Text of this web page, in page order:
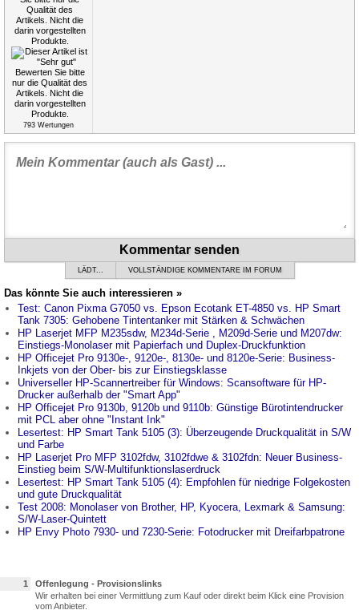
793 Wertungen
Kommentar senden
LÄDT... VOLLSTÄNDIGE KOMMENTARE IM FORUM
Das könnte Sie auch interessieren »
Test: Canon Pixma G7050 vs. Epson Ecotank ET-4850 vs. HP Smart
Tank 7305: Gehobene Tintentanker mit Stärken & Schwächen
HP Laserjet MFP M235sdw, M234d-Serie , M209d-Serie und M207dw:
Einstiegs-Monolaser mit Papierfach und Duplex-Druckfunktion
HP Officejet Pro 9130e-, 9120e-, 8130e- und 8120e-Serie: Business-
Inkjets von der Ober- bis zur Einstiegsklasse
Universeller HP-Scannertreiber für Windows: Scansoftware für HP-
Drucker außerhalb der "Smart App"
HP Officejet Pro 9130b, 9120b und 9110b: Günstige Bürotintendrucker
mit PCL aber ohne "Instant Ink"
Lesertest: HP Smart Tank 5105 (3): Überzeugende Druckqualität in S/W
und Farbe
HP Laserjet Pro MFP 3102fdw, 3102fdwe & 3102fdn: Neuer Business-
Einstieg beim S/W-Multifunktionslaserdruck
Lesertest: HP Smart Tank 5105 (4): Empfohlen für niedrige Folgekosten
und gute Druckqualität
Test 2008: Monolaser von Brother, HP, Kyocera, Lexmark & Samsung:
S/W-Laser-Quintett
HP Envy Photo 7930- und 7230-Serie: Fotodrucker mit Dreifarbpatrone
1
Offenlegung - Provisionslinks
Wir erhalten bei einer Vermittlung zum Kauf oder direkt beim Klick eine Provision
vom Anbieter.